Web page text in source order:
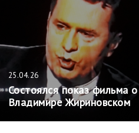
25.04.26
Состоялся показ фильма о
Владимире Жириновском